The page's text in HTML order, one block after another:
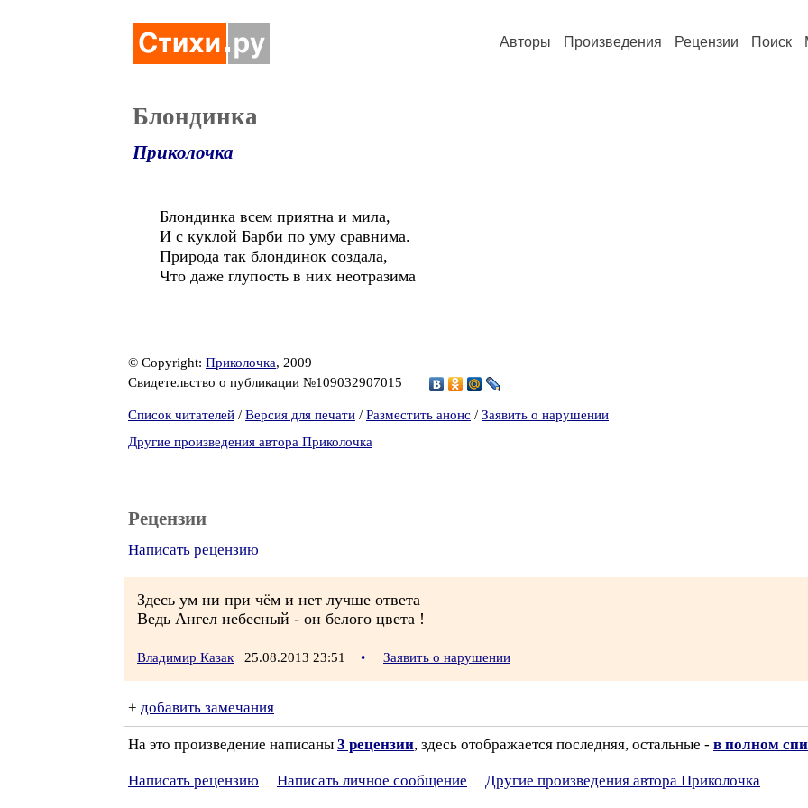
Авторы Произведения Рецензии Поиск
Блондинка
Приколочка
Блондинка всем приятна и мила,
И с куклой Барби по уму сравнима.
Природа так блондинок создала,
Что даже глупость в них неотразима
© Copyright: Приколочка, 2009
Свидетельство о публикации №109032907015
Список читателей / Версия для печати / Разместить анонс / Заявить о нарушении
Другие произведения автора Приколочка
Рецензии
Написать рецензию
Здесь ум ни при чём и нет лучше ответа
Ведь Ангел небесный - он белого цвета !
Владимир Казак 25.08.2013 23:51 • Заявить о нарушении
+ добавить замечания
На это произведение написаны 3 рецензии, здесь отображается последняя, остальные - в полном
Написать рецензию Написать личное сообщение Другие произведения автора Приколочка